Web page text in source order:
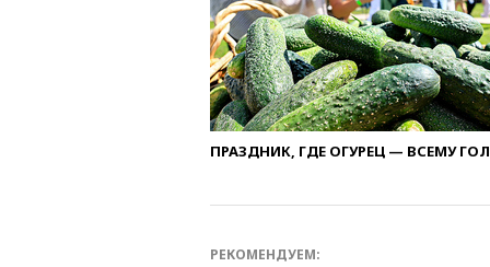
ПРАЗДНИК, ГДЕ ОГУРЕЦ — ВСЕМУ
РЕКОМЕНДУЕМ: